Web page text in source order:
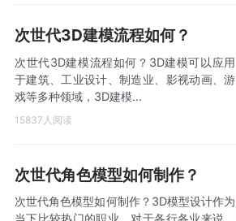
次世代3D建模流程如何？
次世代3D建模流程如何？3D建模可以应用
于建筑、工业设计、制造业、影视动画、游
戏等多种领域，3D建模...
15837人阅读
次世代角色模型如何制作？
次世代角色模型如何制作？3D模型设计作为